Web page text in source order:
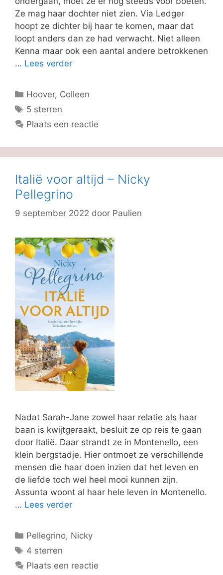
Ze mag haar dochter niet zien. Via Ledger
hoopt ze dichter bij haar te komen, maar dat
loopt anders dan ze had verwacht. Niet alleen
Kenna maar ook een aantal andere betrokkenen
… Lees verder
Categorieën
Hoover, Colleen
Tags
5 sterren
Plaats een reactie
Italië voor altijd – Nicky
Pellegrino
9 september 2022 door Paulien
Nadat Sarah-Jane zowel haar relatie als haar
baan is kwijtgeraakt, besluit ze op reis te gaan
door Italië. Daar strandt ze in Montenello, een
klein bergstadje. Hier ontmoet ze verschillende
mensen die haar doen inzien dat het leven en
de liefde toch wel heel mooi kunnen zijn.
Assunta woont al haar hele leven in Montenello.
… Lees verder
Categorieën
Pellegrino, Nicky
Tags
4 sterren
Plaats een reactie